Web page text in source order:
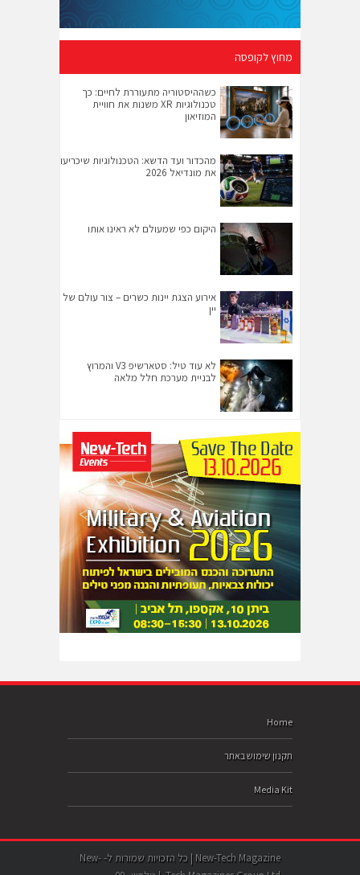
מחוץ לקופסה
כשההיסטוריה מתעוררת לחיים: כך
טכנולוגיות XR משנות את חוויית
המוזיאון
מהכדור ועד הדשא: הטכנולוגיות שיכריעו
את מונדיאל 2026
היקום כפי שמעולם לא ראינו אותו
אירוע הצגת יינות כשרים – צור עולם של
יין
לא עוד טיל: סטארשיפ V3 והמרוץ
לבניית מערכת חלל מלאה
Home
תקנון שימוש באתר
Media Kit
New-Tech Magazine | כל הזכויות שמורות ל- New-